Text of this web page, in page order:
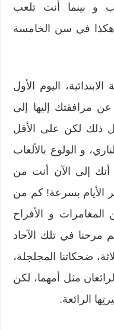
و بينما أنت تلعب
هكذا في سن الخامسة
اليوم الأول
مرافقتك إليها إلى
ذلك لكن على الأقل
و الولوع بالألعاب
أنك إلى الآن أنت من
الأيام بسرعة! كم من
المغامرات و الأفراح
مرحنا في تلك الآحاد
ضحكاتنا المجلجلة،
مثل أمهما، لكن
الرائعة.